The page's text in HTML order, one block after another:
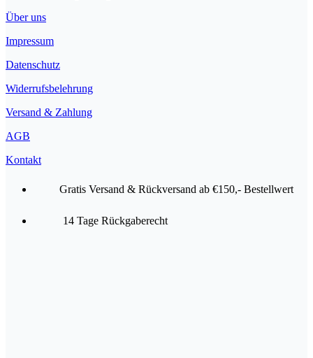
Über uns
Impressum
Datenschutz
Widerrufsbelehrung
Versand & Zahlung
AGB
Kontakt
Gratis Versand & Rückversand ab €150,- Bestellwert
14 Tage Rückgaberecht